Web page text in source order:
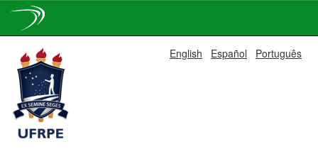
navigation
English Español Português